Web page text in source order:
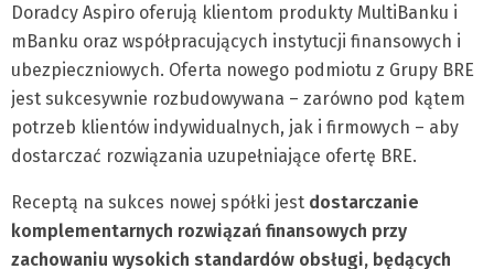
Doradcy Aspiro oferują klientom produkty MultiBanku i
mBanku oraz współpracujących instytucji finansowych i
ubezpieczniowych. Oferta nowego podmiotu z Grupy BRE
jest sukcesywnie rozbudowywana – zarówno pod kątem
potrzeb klientów indywidualnych, jak i firmowych – aby
dostarczać rozwiązania uzupełniające ofertę BRE.
Receptą na sukces nowej spółki jest dostarczanie
komplementarnych rozwiązań finansowych przy
zachowaniu wysokich standardów obsługi, będących